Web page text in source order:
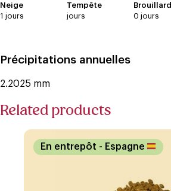
Neige
1 jours
Tempête
jours
Brouillard
0 jours
Précipitations annuelles
2.2025 mm
Related products
En entrepôt - Espagne